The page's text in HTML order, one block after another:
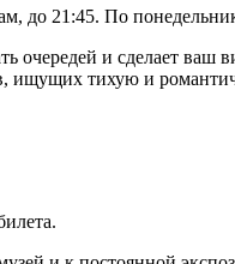
до 21:45. По
очередей и сделает
ищущих тихую и